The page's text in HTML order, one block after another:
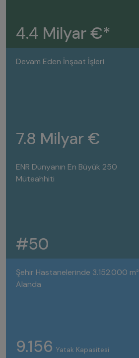
4.4 Milyar €*
Devam Eden İnşaat İşleri
7.8 Milyar €
ENR Dünyanın En Büyük 250
Müteahhiti
#50
Şehir Hastanelerinde 3.152.000 m²
Alanda
9.156 Yatak Kapasitesi